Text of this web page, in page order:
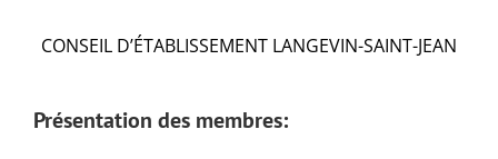
CONSEIL D’ÉTABLISSEMENT LANGEVIN-SAINT-JEAN
Présentation des membres: